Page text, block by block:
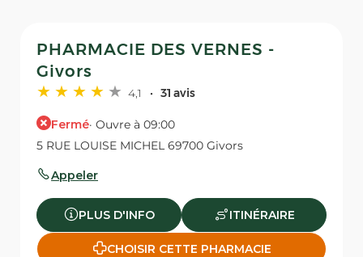
PHARMACIE DES VERNES -
Givors
4,1 31 avis
Fermé· Ouvre à 09:00
5 RUE LOUISE MICHEL 69700 Givors
Appeler
PLUS D'INFO ITINÉRAIRE
CHOISIR CETTE PHARMACIE